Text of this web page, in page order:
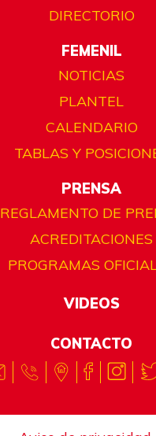
DIRECTORIO
FEMENIL
NOTICIAS
PLANTEL
CALENDARIO
TABLAS Y
PRENSA
REGLAMENTO DE
ACREDITACIONES
PROGRAMAS
VIDEOS
CONTACTO